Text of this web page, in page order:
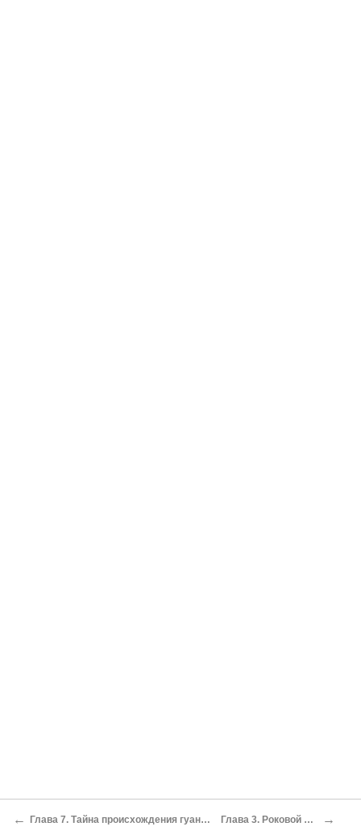
← Глава 7. Тайна происхождения гуанчей Глава 3. Роковой час →